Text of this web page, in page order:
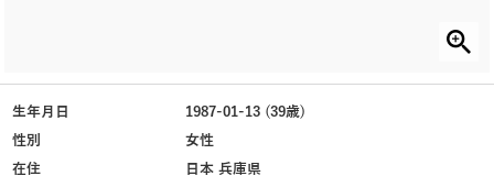
生年月日
1987-01-13 (39歳)
性別
女性
在住
日本 兵庫県